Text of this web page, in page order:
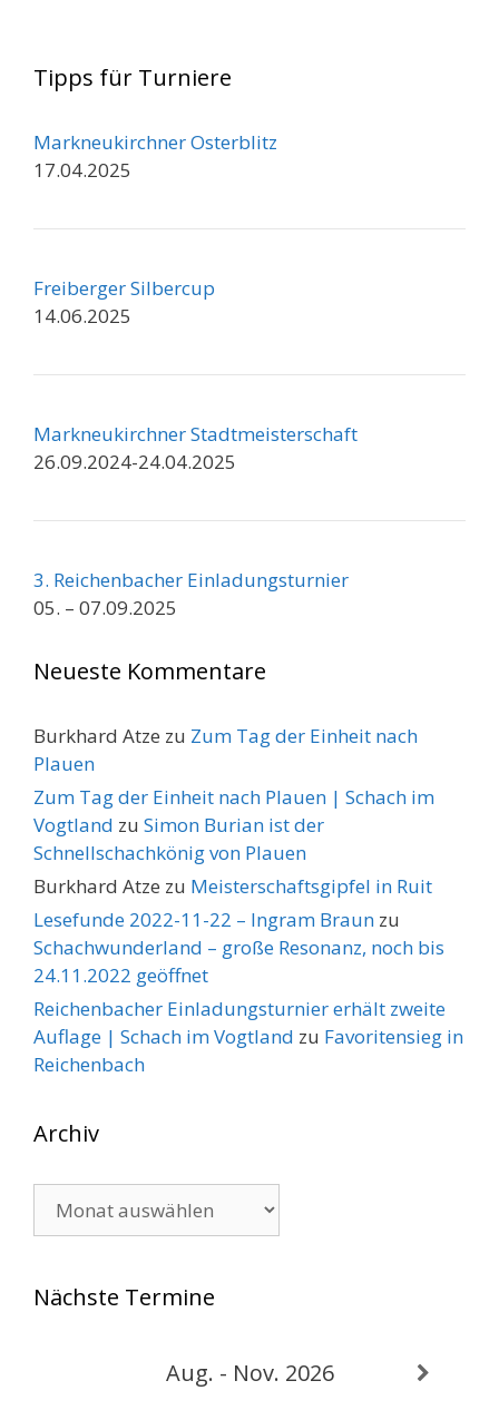
Tipps für Turniere
Markneukirchner Osterblitz
17.04.2025
Freiberger Silbercup
14.06.2025
Markneukirchner Stadtmeisterschaft
26.09.2024-24.04.2025
3. Reichenbacher Einladungsturnier
05. – 07.09.2025
Neueste Kommentare
Burkhard Atze zu Zum Tag der Einheit nach
Plauen
Zum Tag der Einheit nach Plauen | Schach im
Vogtland zu Simon Burian ist der
Schnellschachkönig von Plauen
Burkhard Atze zu Meisterschaftsgipfel in Ruit
Lesefunde 2022-11-22 – Ingram Braun zu
Schachwunderland – große Resonanz, noch bis
24.11.2022 geöffnet
Reichenbacher Einladungsturnier erhält zweite
Auflage | Schach im Vogtland zu Favoritensieg in
Reichenbach
Archiv
Nächste Termine
Aug. - Nov. 2026